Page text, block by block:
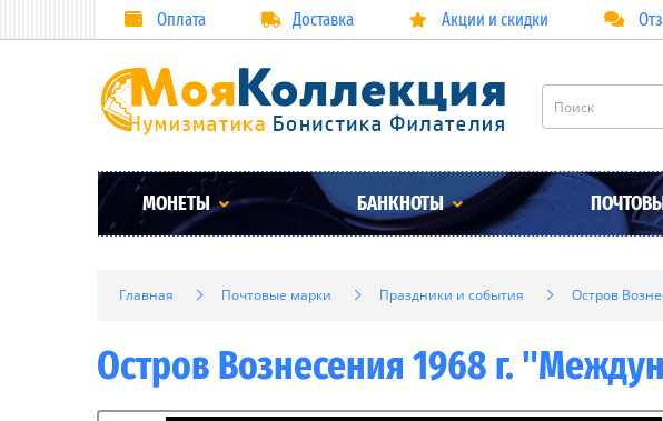
Оплата Доставка Акции и скидки
МОНЕТЫ БАНКНОТЫ
Главная Почтовые марки Праздники и события Остров
Остров Вознесения 1968 г.